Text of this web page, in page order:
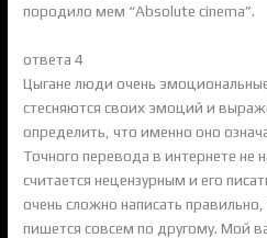
породило мем “Absolute cinema”.
ответа 4
Цыгане люди очень
стесняются своих эмоций и
определить, что именно оно
Точного перевода в интернете не
считается нецензурным и его
очень сложно написать
пишется совсем по другому. Мой